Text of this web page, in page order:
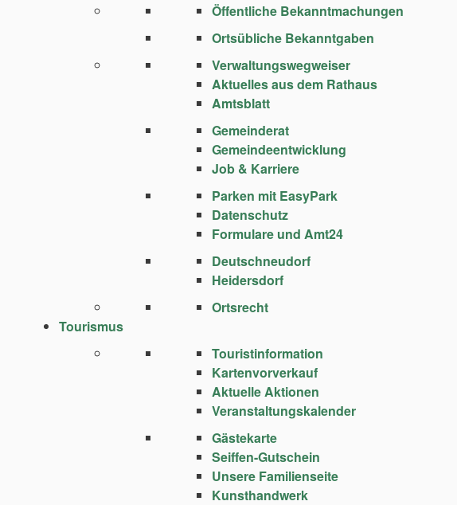
Öffentliche Bekanntmachungen
Ortsübliche Bekanntgaben
Verwaltungswegweiser
Aktuelles aus dem Rathaus
Amtsblatt
Gemeinderat
Gemeindeentwicklung
Job & Karriere
Parken mit EasyPark
Datenschutz
Formulare und Amt24
Deutschneudorf
Heidersdorf
Ortsrecht
Tourismus
Touristinformation
Kartenvorverkauf
Aktuelle Aktionen
Veranstaltungskalender
Gästekarte
Seiffen-Gutschein
Unsere Familienseite
Kunsthandwerk